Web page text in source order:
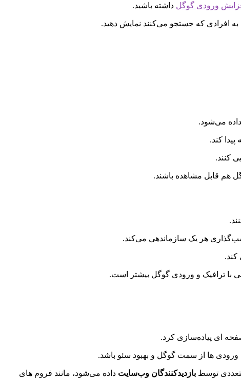
ورودی گوگل داشته باشید.
می‌شود.
کند.
کنند.
هم قابل مشاهده باشند.
هر یک سازماندهی می‌کند.
کند.
با ترافیک و ورودی گوگل بیشتر است.
ای پیاده‌سازی کرد.
ها از سمت گوگل و بهبود سئو باشد.
توسط بازدیدکنندگان وب‌سایت داده می‌شود، مانند فروم های